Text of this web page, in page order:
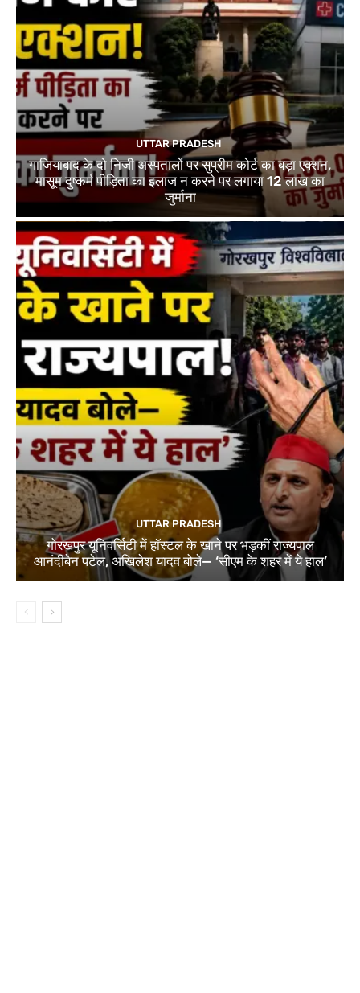
UTTAR PRADESH
गाजियाबाद के दो निजी अस्पतालों पर सुप्रीम कोर्ट का बड़ा एक्शन,
मासूम दुष्कर्म पीड़िता का इलाज न करने पर लगाया 12 लाख का
जुर्माना
UTTAR PRADESH
गोरखपुर यूनिवर्सिटी में हॉस्टल के खाने पर भड़कीं राज्यपाल
आनंदीबेन पटेल, अखिलेश यादव बोले— ‘सीएम के शहर में ये हाल’